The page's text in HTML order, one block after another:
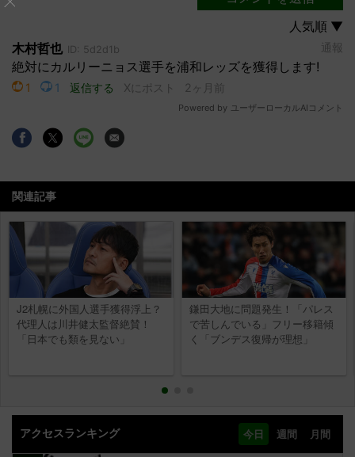
関連記事
J2札幌に外国人選手獲得浮上？
代理人は川井健太監督絶賛！
「日本でも類を見ない」
鎌田大地に問題発生！「パレス
で苦しんでいる」フリー移籍傾
く「ブンデス復帰が理想」
アクセスランキング 今日 週間 月間